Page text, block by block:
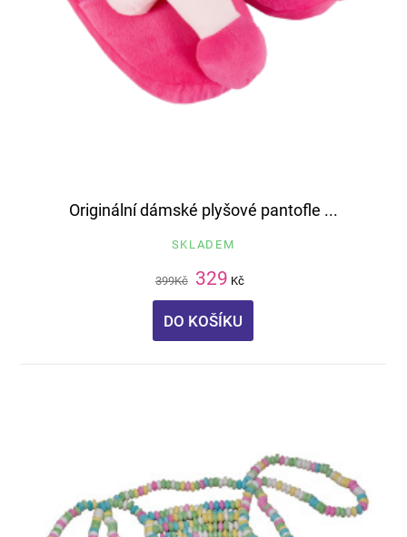
Originální dámské plyšové pantofle ...
SKLADEM
399Kč 329 Kč
DO KOŠÍKU